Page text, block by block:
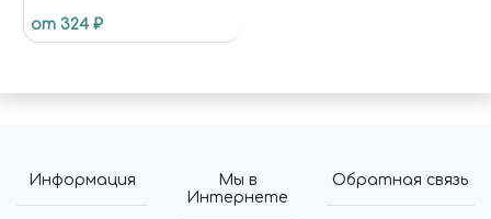
от 324 ₽
Информация
Мы в
Интернете
Обратная связь